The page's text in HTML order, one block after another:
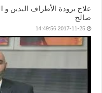
علاج برودة الأطراف اليدين و
صالح
2017-11-25 14:49:56